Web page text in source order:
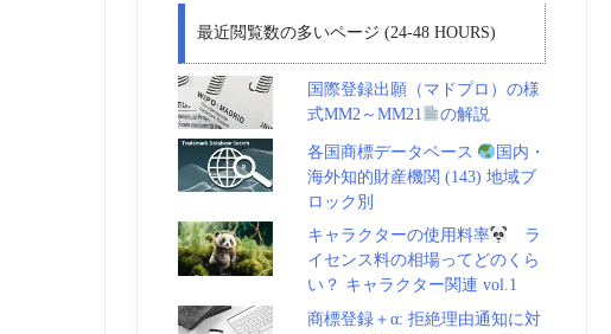
最近閲覧数の多いページ (24-48 HOURS)
国際登録出願（マドプロ）の様
式MM2～MM21
の解説
各国商標データベース
国内・
海外知的財産機関 (143) 地域ブ
ロック別
キャラクターの使用料率
ラ
イセンス料の相場ってどのくら
い？ キャラクター関連 vol.1
商標登録＋α: 拒絶理由通知に対